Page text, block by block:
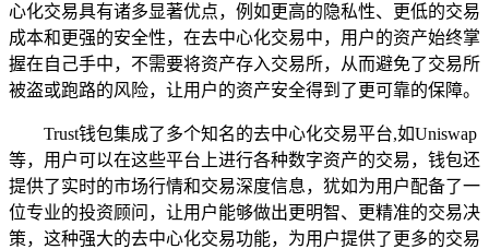
心化交易具有诸多显著优点，例如更高的隐私性、更低的交易
成本和更强的安全性，在去中心化交易中，用户的资产始终掌
握在自己手中，不需要将资产存入交易所，从而避免了交易所
被盗或跑路的风险，让用户的资产安全得到了更可靠的保障。
Trust钱包集成了多个知名的去中心化交易平台,如Uniswap
等，用户可以在这些平台上进行各种数字资产的交易，钱包还
提供了实时的市场行情和交易深度信息，犹如为用户配备了一
位专业的投资顾问，让用户能够做出更明智、更精准的交易决
策，这种强大的去中心化交易功能，为用户提供了更多的交易